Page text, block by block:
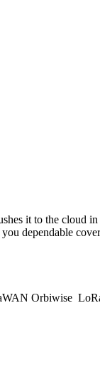
it to the cloud
dependable
Orbiwise